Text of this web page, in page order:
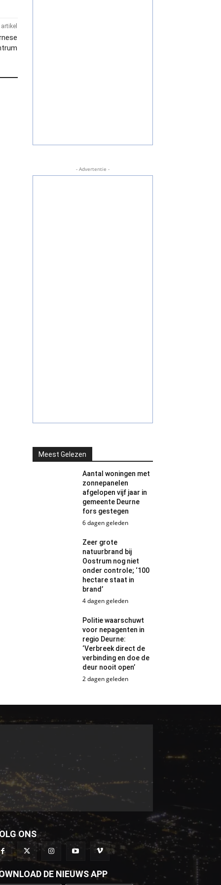
- Advertentie -
Meest Gelezen
Aantal woningen met
zonnepanelen
afgelopen vijf jaar in
gemeente Deurne
fors gestegen
6 dagen geleden
Zeer grote
natuurbrand bij
Oostrum nog niet
onder controle; ‘100
hectare staat in
brand’
4 dagen geleden
Politie waarschuwt
voor nepagenten in
regio Deurne:
‘Verbreek direct de
verbinding en doe de
deur nooit open’
2 dagen geleden
ONS
DE NIEUWS APP